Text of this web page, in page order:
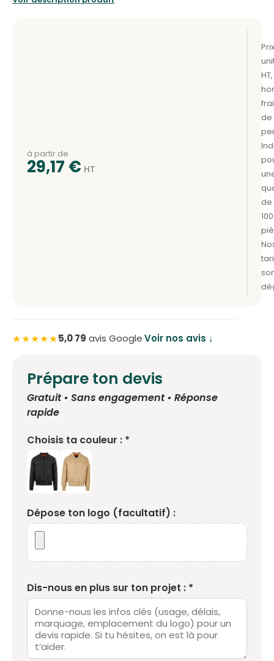
à partir de
29,17 €
★★★★★5,0·79 avis Google·Voir nos avis ↓
Prépare ton devis
Gratuit • Sans engagement • Réponse
rapide
Choisis ta couleur : *
Dépose ton logo (facultatif) :
Dis-nous en plus sur ton projet : *